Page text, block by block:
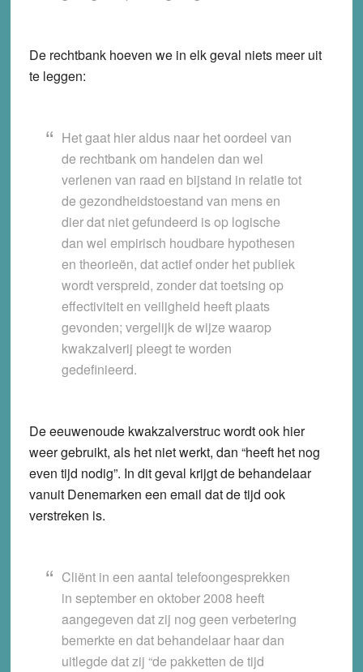
De rechtbank hoeven we in elk geval niets meer uit
te leggen:
Het gaat hier aldus naar het oordeel van
de rechtbank om handelen dan wel
verlenen van raad en bijstand in relatie tot
de gezondheidstoestand van mens en
dier dat niet gefundeerd is op logische
dan wel empirisch houdbare hypothesen
en theorieën, dat actief onder het publiek
wordt verspreid, zonder dat toetsing op
effectiviteit en veiligheid heeft plaats
gevonden; vergelijk de wijze waarop
kwakzalverij pleegt te worden
gedefinieerd.
De eeuwenoude kwakzalverstruc wordt ook hier
weer gebruikt, als het niet werkt, dan “heeft het nog
even tijd nodig”. In dit geval krijgt de behandelaar
vanuit Denemarken een email dat de tijd ook
verstreken is.
Cliënt in een aantal telefoongesprekken
in september en oktober 2008 heeft
aangegeven dat zij nog geen verbetering
bemerkte en dat behandelaar haar dan
uitlegde dat zij “de pakketten de tijd